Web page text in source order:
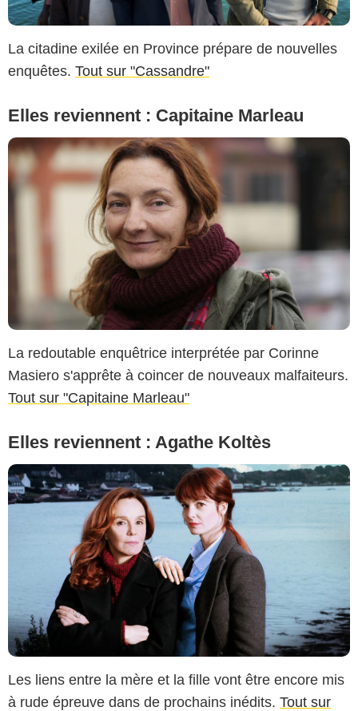
La citadine exilée en Province prépare de nouvelles
enquêtes. Tout sur "Cassandre"
Elles reviennent : Capitaine Marleau
La redoutable enquêtrice interprétée par Corinne
Masiero s'apprête à coincer de nouveaux malfaiteurs.
Tout sur "Capitaine Marleau"
Elles reviennent : Agathe Koltès
Les liens entre la mère et la fille vont être encore mis
à rude épreuve dans de prochains inédits. Tout sur